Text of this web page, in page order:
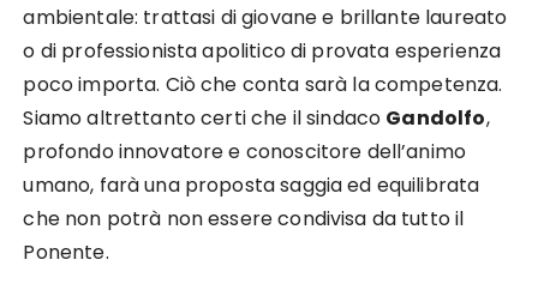
ambientale: trattasi di giovane e brillante laureato
o di professionista apolitico di provata esperienza
poco importa. Ciò che conta sarà la competenza.
Siamo altrettanto certi che il sindaco Gandolfo,
profondo innovatore e conoscitore dell’animo
umano, farà una proposta saggia ed equilibrata
che non potrà non essere condivisa da tutto il
Ponente.